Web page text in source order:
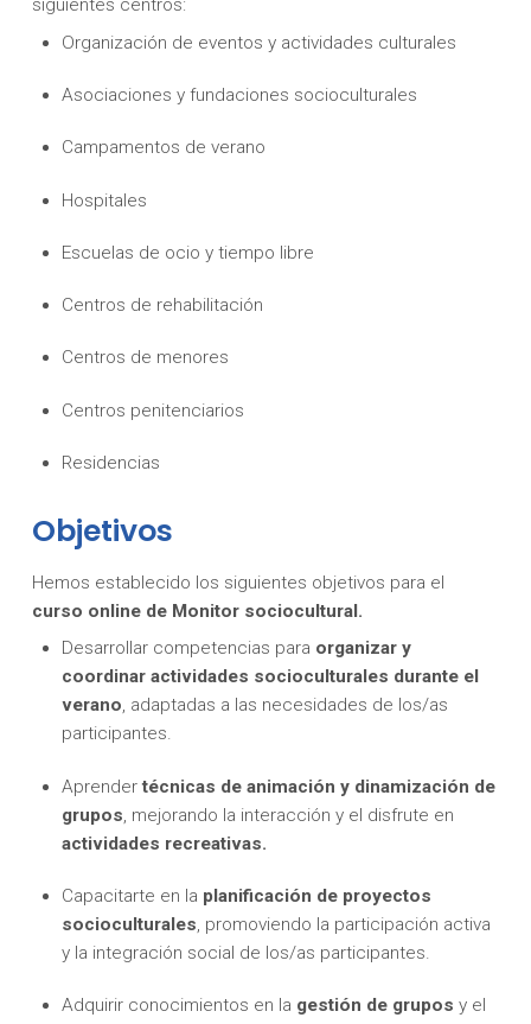
siguientes centros:
Organización de eventos y actividades culturales
Asociaciones y fundaciones socioculturales
Campamentos de verano
Hospitales
Escuelas de ocio y tiempo libre
Centros de rehabilitación
Centros de menores
Centros penitenciarios
Residencias
Objetivos
Hemos establecido los siguientes objetivos para el
curso online de Monitor sociocultural.
Desarrollar competencias para organizar y
coordinar actividades socioculturales durante el
verano, adaptadas a las necesidades de los/as
participantes.
Aprendertécnicas de animación y dinamización de
grupos, mejorando la interacción y el disfrute en
actividades recreativas.
Capacitarte en la planificación de proyectos
socioculturales, promoviendo la participación activa
y la integración social de los/as participantes.
Adquirir conocimientos en la gestión de gruposy el